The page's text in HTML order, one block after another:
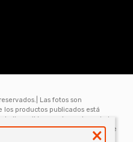
×
Las fotos son
productos publicados está
disponible para la venta web de
y los planes de financiación de